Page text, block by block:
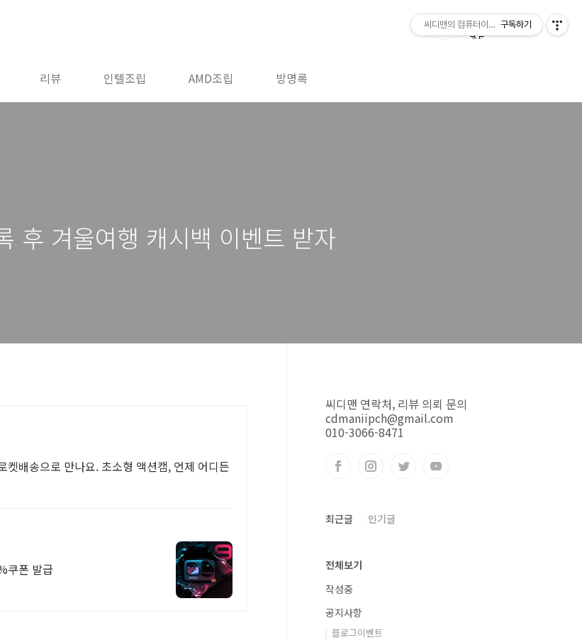
리뷰 인텔조립 AMD조립 방명록
후 겨울여행 캐시백 이벤트 받자
배송으로 만나요. 초소형 액션캠, 언제 어디든
쿠폰 발급
씨디맨 연락처, 리뷰 의뢰 문의
cdmaniipch@gmail.com
010-3066-8471
최근글 인기글
전체보기
작성중
공지사항
블로그이벤트
씨디맨의 컴퓨터이야기구독하기